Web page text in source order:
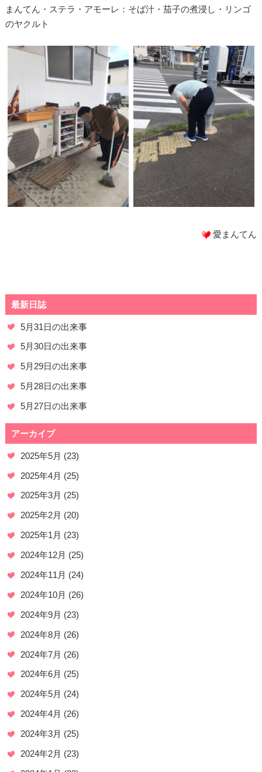
まんてん・ステラ・アモーレ：そば汁・茄子の煮浸し・リンゴ
のヤクルト
愛まんてん
最新日誌
5月31日の出来事
5月30日の出来事
5月29日の出来事
5月28日の出来事
5月27日の出来事
アーカイブ
2025年5月 (23)
2025年4月 (25)
2025年3月 (25)
2025年2月 (20)
2025年1月 (23)
2024年12月 (25)
2024年11月 (24)
2024年10月 (26)
2024年9月 (23)
2024年8月 (26)
2024年7月 (26)
2024年6月 (25)
2024年5月 (24)
2024年4月 (26)
2024年3月 (25)
2024年2月 (23)